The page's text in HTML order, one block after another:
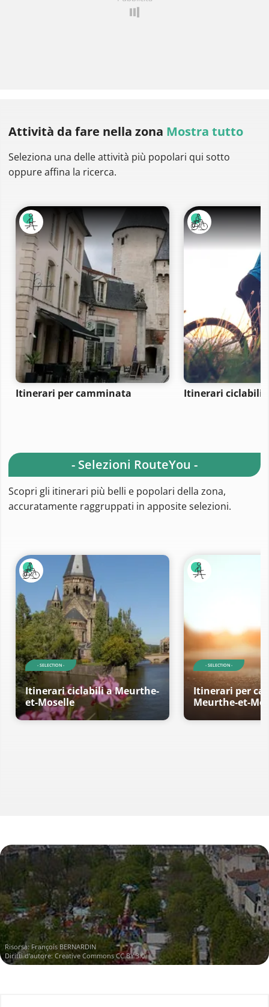
Attività da fare nella zona Mostra tutto
Seleziona una delle attività più popolari qui sotto
oppure affina la ricerca.
Itinerari per camminata Itinerari ciclabili
- Selezioni RouteYou -
Scopri gli itinerari più belli e popolari della zona,
accuratamente raggruppati in apposite selezioni.
- SELECTION -
Itinerari ciclabili a Meurthe-
et-Moselle
- SELECTION -
Itinerari per
Meurthe-et-
Risorsa:François BERNARDIN
Diritti d'autore: Creative Commons CC BY 3.0